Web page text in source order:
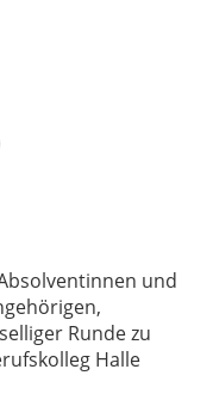
und
Runde zu
Halle